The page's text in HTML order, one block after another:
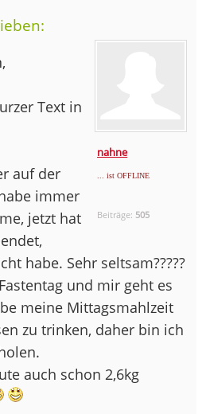
nahne
... ist OFFLINE
Beiträge: 505
Text in
auf der
immer
jetzt hat
habe. Sehr seltsam?????
und mir geht es
meine Mittagsmahlzeit
zu trinken, daher bin ich
auch schon 2,6kg